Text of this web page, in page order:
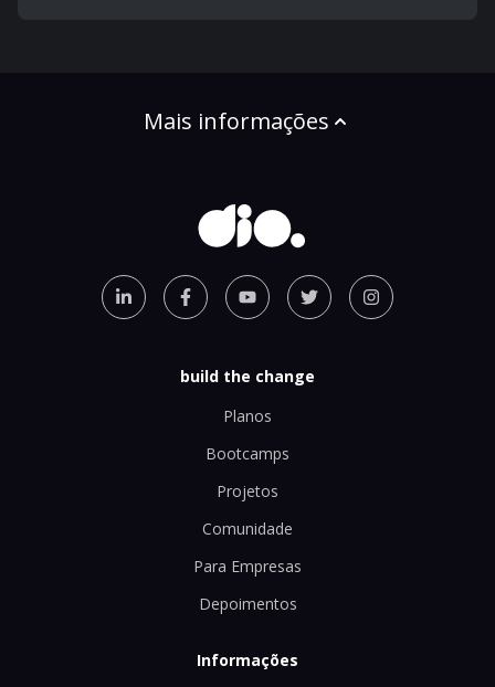
Mais informações
build the change
Planos
Bootcamps
Projetos
Comunidade
Para Empresas
Depoimentos
Informações